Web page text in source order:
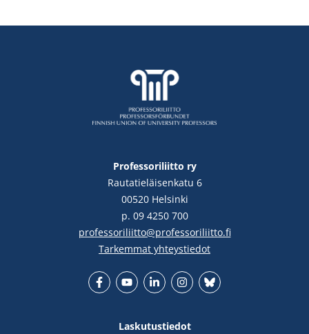
Professoriliitto ry
Rautatieläisenkatu 6
00520 Helsinki
p. 09 4250 700
professoriliitto@professoriliitto.fi
Tarkemmat yhteystiedot
Laskutustiedot